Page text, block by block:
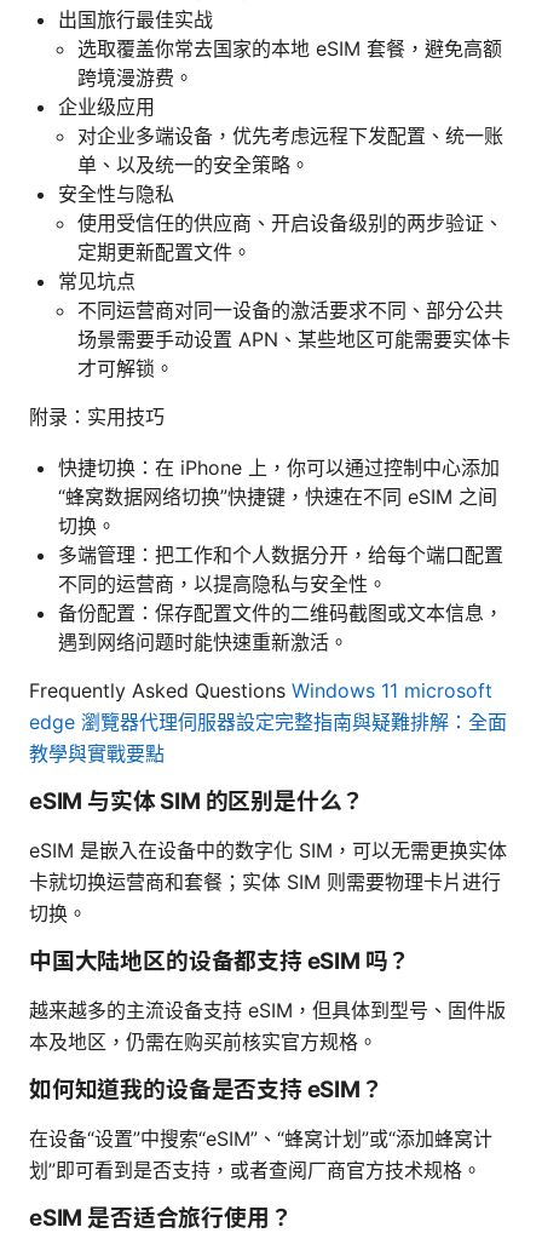
出国旅行最佳实战
选取覆盖你常去国家的本地 eSIM 套餐，避免高额
跨境漫游费。
企业级应用
对企业多端设备，优先考虑远程下发配置、统一账
单、以及统一的安全策略。
安全性与隐私
使用受信任的供应商、开启设备级别的两步验证、
定期更新配置文件。
常见坑点
不同运营商对同一设备的激活要求不同、部分公共
场景需要手动设置 APN、某些地区可能需要实体卡
才可解锁。
附录：实用技巧
快捷切换：在 iPhone 上，你可以通过控制中心添加
“蜂窝数据网络切换”快捷键，快速在不同 eSIM 之间
切换。
多端管理：把工作和个人数据分开，给每个端口配置
不同的运营商，以提高隐私与安全性。
备份配置：保存配置文件的二维码截图或文本信息，
遇到网络问题时能快速重新激活。
Frequently Asked Questions Windows 11 microsoft
edge 瀏覽器代理伺服器設定完整指南與疑難排解：全面
教學與實戰要點
eSIM 与实体 SIM 的区别是什么？
eSIM 是嵌入在设备中的数字化 SIM，可以无需更换实体
卡就切换运营商和套餐；实体 SIM 则需要物理卡片进行
切换。
中国大陆地区的设备都支持 eSIM 吗？
越来越多的主流设备支持 eSIM，但具体到型号、固件版
本及地区，仍需在购买前核实官方规格。
如何知道我的设备是否支持 eSIM？
在设备“设置”中搜索“eSIM”、“蜂窝计划”或“添加蜂窝计
划”即可看到是否支持，或者查阅厂商官方技术规格。
eSIM 是否适合旅行使用？